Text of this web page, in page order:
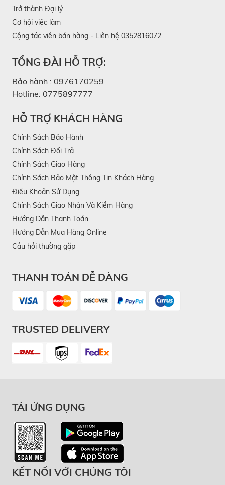
Trở thành Đại lý
Cơ hội việc làm
Cộng tác viên bán hàng - Liên hệ 0352816072
TỔNG ĐÀI HỖ TRỢ:
Bảo hành : 0976170259
Hotline: 0775897777
HỖ TRỢ KHÁCH HÀNG
Chính Sách Bảo Hành
Chính Sách Đổi Trả
Chính Sách Giao Hàng
Chính Sách Bảo Mật Thông Tin Khách Hàng
Điều Khoản Sử Dụng
Chính Sách Giao Nhận Và Kiểm Hàng
Hướng Dẫn Thanh Toán
Hướng Dẫn Mua Hàng Online
Câu hỏi thường gặp
THANH TOÁN DỄ DÀNG
TRUSTED DELIVERY
TẢI ỨNG DỤNG
KẾT NỐI VỚI CHÚNG TÔI